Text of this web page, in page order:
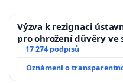
Výzva k rezignaci
pro ohrožení důvěry ve
17 274 podpisů
Oznámení o